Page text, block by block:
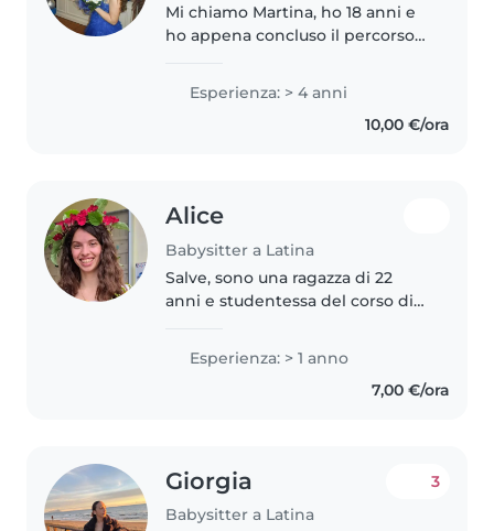
Mi chiamo Martina, ho 18 anni e
ho appena concluso il percorso
Scienze Umane – indirizzo
Economico Sociale. Ho maturato
Esperienza: > 4 anni
10,00 €/ora
Alice
Babysitter a Latina
Salve, sono una ragazza di 22
anni e studentessa del corso di
l'Università LUMSA di Roma. Ho
precedentemente impartito
Esperienza: > 1 anno
7,00 €/ora
Giorgia
Babysitter a Latina
3